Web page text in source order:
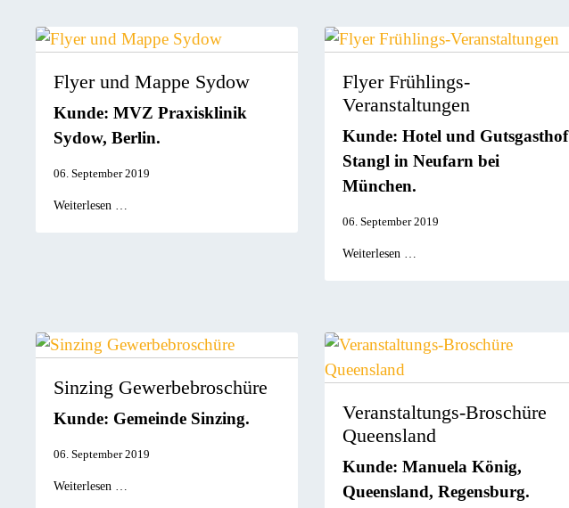
Flyer und Mappe Sydow
Kunde: MVZ Praxisklinik
Sydow, Berlin.
06. September 2019
Weiterlesen …
Flyer Frühlings-
Veranstaltungen
Kunde: Hotel und Gutsgasthof
Stangl in Neufarn bei
München.
06. September 2019
Weiterlesen …
Sinzing Gewerbebroschüre
Kunde: Gemeinde Sinzing.
06. September 2019
Weiterlesen …
Veranstaltungs-Broschüre
Queensland
Kunde: Manuela König,
Queensland, Regensburg.